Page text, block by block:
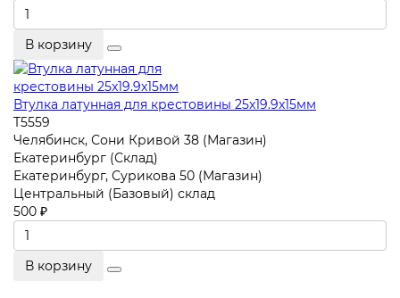
В корзину
Втулка латунная для крестовины 25x19.9x15мм
T5559
Челябинск, Сони Кривой 38 (Магазин)
Екатеринбург (Склад)
Екатеринбург, Сурикова 50 (Магазин)
Центральный (Базовый) склад
500 ₽
В корзину